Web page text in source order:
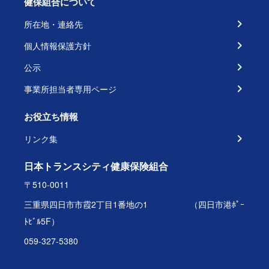
所在地・連絡先
個人情報保護方針
公示
事業所担当者専用ページ
お役立ち情報
リンク集
日本トランスシティ健康保険組合
〒510-0011
三重県四日市市霞2丁目1番地の1 （四日市港ﾎﾟｰ
ﾄﾋﾞﾙ5F）
059-327-5380